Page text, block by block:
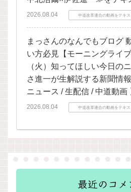
2026.08.04 中道改革連合の動画をテキ
まっさんのなんでもブログ
い方必見【モーニングライ
（火）知ってほしい今日の
さ進一が生解説する新聞情
ニュース / 生配信 / 中道動画
2026.08.04 中道改革連合の動画をテキ
最近のコメ